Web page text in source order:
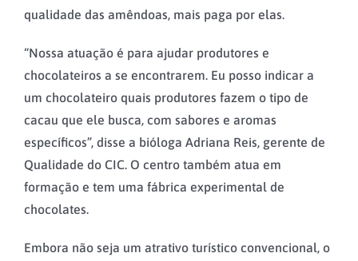
qualidade das amêndoas, mais paga por elas.
“Nossa atuação é para ajudar produtores e
chocolateiros a se encontrarem. Eu posso indicar a
um chocolateiro quais produtores fazem o tipo de
cacau que ele busca, com sabores e aromas
específicos”, disse a bióloga Adriana Reis, gerente de
Qualidade do CIC. O centro também atua em
formação e tem uma fábrica experimental de
chocolates.
Embora não seja um atrativo turístico convencional, o